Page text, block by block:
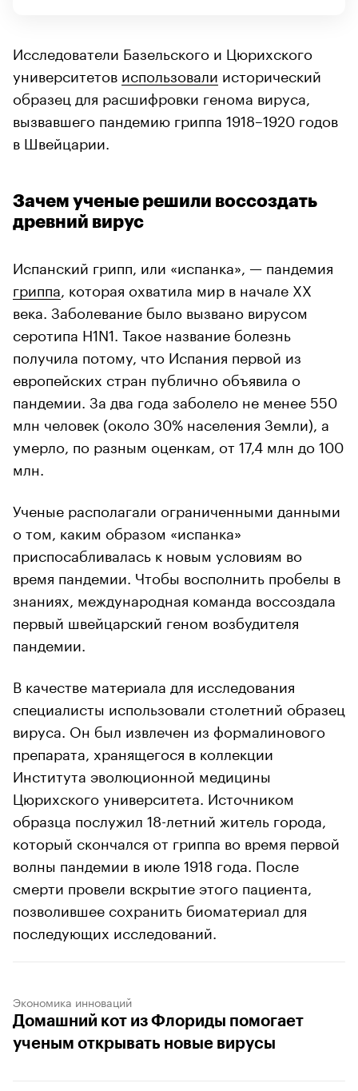
Исследователи Базельского и Цюрихского
университетов использовали исторический
образец для расшифровки генома вируса,
вызвавшего пандемию гриппа 1918–1920 годов
в Швейцарии.
Зачем ученые решили воссоздать
древний вирус
Испанский грипп, или «испанка», — пандемия
гриппа , которая охватила мир в начале XX
века. Заболевание было вызвано вирусом
серотипа H1N1. Такое название болезнь
получила потому, что Испания первой из
европейских стран публично объявила о
пандемии. За два года заболело не менее 550
млн человек (около 30% населения Земли), а
умерло, по разным оценкам, от 17,4 млн до 100
млн.
Ученые располагали ограниченными данными
о том, каким образом «испанка»
приспосабливалась к новым условиям во
время пандемии. Чтобы восполнить пробелы в
знаниях, международная команда воссоздала
первый швейцарский геном возбудителя
пандемии.
В качестве материала для исследования
специалисты использовали столетний образец
вируса. Он был извлечен из формалинового
препарата, хранящегося в коллекции
Института эволюционной медицины
Цюрихского университета. Источником
образца послужил 18-летний житель города,
который скончался от гриппа во время первой
волны пандемии в июле 1918 года. После
смерти провели вскрытие этого пациента,
позволившее сохранить биоматериал для
последующих исследований.
Экономика инноваций
Домашний кот из Флориды помогает
ученым открывать новые вирусы